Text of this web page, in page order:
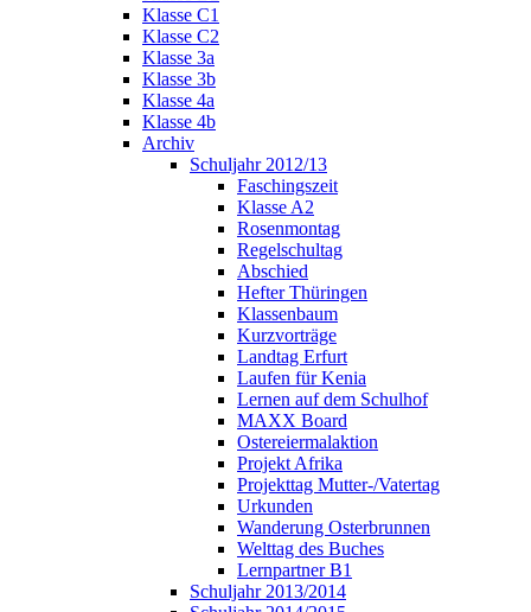
Klasse C1
Klasse C2
Klasse 3a
Klasse 3b
Klasse 4a
Klasse 4b
Archiv
Schuljahr 2012/13
Faschingszeit
Klasse A2
Rosenmontag
Regelschultag
Abschied
Hefter Thüringen
Klassenbaum
Kurzvorträge
Landtag Erfurt
Laufen für Kenia
Lernen auf dem Schulhof
MAXX Board
Ostereiermalaktion
Projekt Afrika
Projekttag Mutter-/Vatertag
Urkunden
Wanderung Osterbrunnen
Welttag des Buches
Lernpartner B1
Schuljahr 2013/2014